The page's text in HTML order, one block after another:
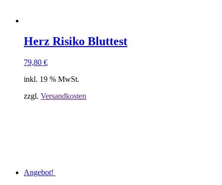
Herz Risiko Bluttest
79,80 €
inkl. 19 % MwSt.
zzgl. Versandkosten
Angebot!